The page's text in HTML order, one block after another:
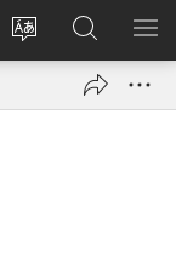
Hiova
Hiditra
(manokatra
ato
Amin’ny